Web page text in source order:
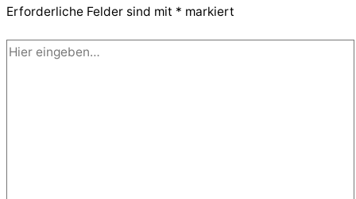
Erforderliche Felder sind mit * markiert
Hier